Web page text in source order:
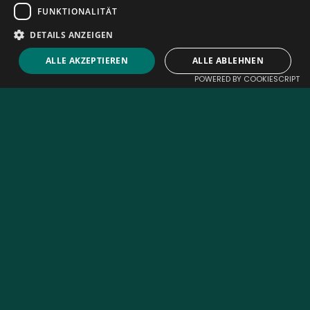
SITELINKS
About
Kontakt
FUNKTIONALITÄT
DETAILS ANZEIGEN
ALLE AKZEPTIEREN ALLE ABLEHNEN
POWERED BY COOKIESCRIPT